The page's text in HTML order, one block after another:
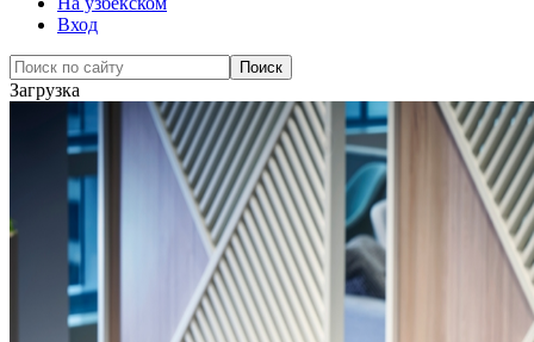
Вход
Загрузка